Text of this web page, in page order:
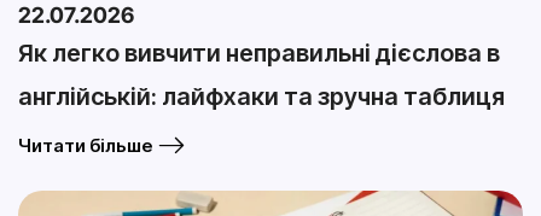
22.07.2026
Як легко вивчити неправильні дієслова в
англійській: лайфхаки та зручна таблиця
Читати більше